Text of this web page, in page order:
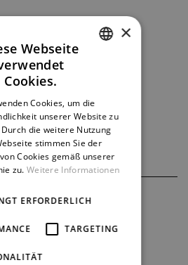
rytíř (Armida
)
GERMAN
×
Webseite
Cookies.
Cookies, um die
unserer Website zu
die weitere Nutzung
stimmen Sie der
Cookies gemäß unserer
zu. Weitere Informationen
ERFORDERLICH
TARGETING